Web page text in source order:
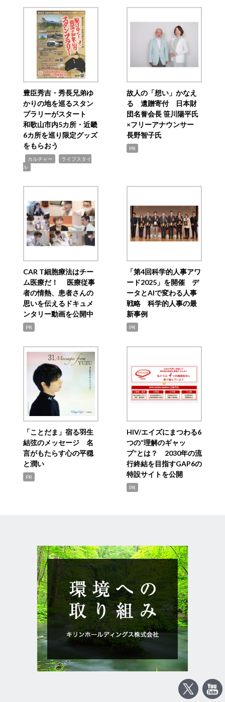
豊臣秀吉・秀長兄弟ゆ
かりの地を巡るスタン
プラリーがスタート
和歌山市内5カ所・近畿
6カ所を巡り限定グッズ
をもらおう
カルチャー
ライフスタイ
ル
故人の「想い」かなえ
る 遺贈寄付 日本財
団名誉会長 笹川陽平氏
×フリーアナウンサー
長野智子氏
PR
CAR T細胞療法はチー
ム医療だ！ 医療従事
者の情熱、患者さんの
思いを伝えるドキュメ
ンタリー動画を公開中
PR
「第4回科学的人事アワ
ード2025」を開催 デ
ータとAIで変わる人事
戦略 科学的人事の最
新事例
PR
「ことだま」宿る羽生
結弦のメッセージ 名
言がもたらす心の平穏
と潤い
PR
HIV/エイズにまつわる6
つの“理解のギャッ
プ”とは？ 2030年の流
行終結を目指すGAP6の
特設サイトを公開
PR